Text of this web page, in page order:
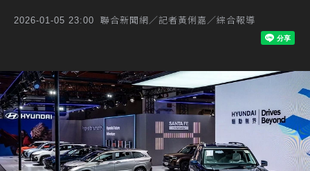
2026-01-05 23:00 聯合新聞網／記者黃俐嘉／綜合報導